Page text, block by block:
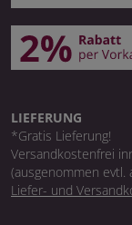
LIEFERUNG
*Gratis Lieferung!
Versandkostenfrei
(ausgenommen evtl.
Liefer- und